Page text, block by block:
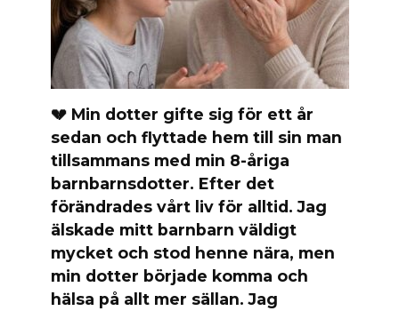
💔 Min dotter gifte sig för ett år
sedan och flyttade hem till sin man
tillsammans med min 8-åriga
barnbarnsdotter. Efter det
förändrades vårt liv för alltid. Jag
älskade mitt barnbarn väldigt
mycket och stod henne nära, men
min dotter började komma och
hälsa på allt mer sällan. Jag